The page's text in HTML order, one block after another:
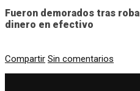
Fueron demorados tras
dinero en efectivo
Compartir Sin comentarios